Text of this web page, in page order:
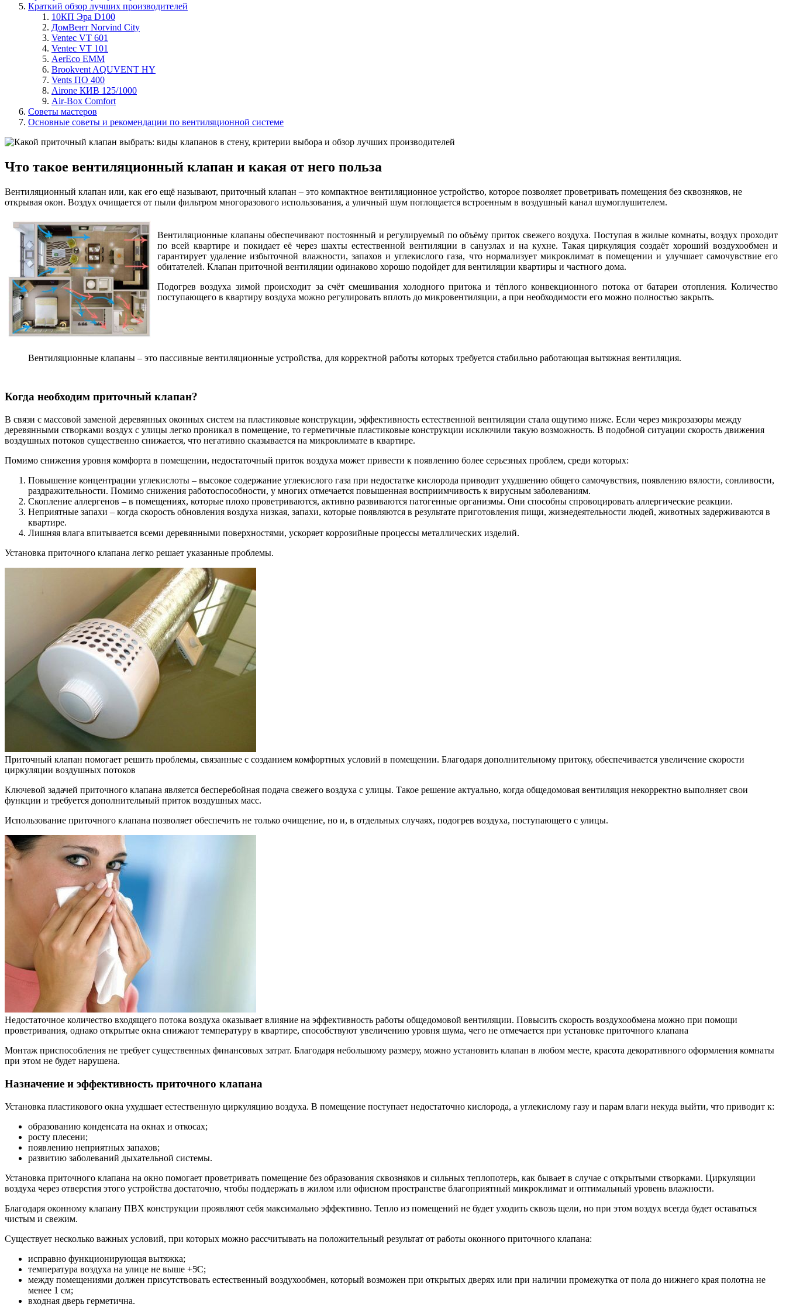
Краткий обзор лучших производителей
10КП Эра D100
ДомВент Norvind City
Ventec VT 601
Ventec VT 101
AerEco ЕММ
Brookvent AQUVENT HY
Vents ПО 400
Airone КИВ 125/1000
Air-Box Comfort
Советы мастеров
Основные советы и рекомендации по вентиляционной системе
Что такое вентиляционный клапан и какая от него польза
Вентиляционный клапан или, как его ещё называют, приточный клапан – это компактное вентиляционное устройство, которое позволяет проветривать помещения без сквозняков, не
открывая окон. Воздух очищается от пыли фильтром многоразового использования, а уличный шум поглощается встроенным в воздушный канал шумоглушителем.
Вентиляционные клапаны обеспечивают постоянный и регулируемый по объёму приток свежего воздуха. Поступая в жилые комнаты, воздух проходит
по всей квартире и покидает её через шахты естественной вентиляции в санузлах и на кухне. Такая циркуляция создаёт хороший воздухообмен и
гарантирует удаление избыточной влажности, запахов и углекислого газа, что нормализует микроклимат в помещении и улучшает самочувствие его
обитателей. Клапан приточной вентиляции одинаково хорошо подойдет для вентиляции квартиры и частного дома.
Подогрев воздуха зимой происходит за счёт смешивания холодного притока и тёплого конвекционного потока от батареи отопления. Количество
поступающего в квартиру воздуха можно регулировать вплоть до микровентиляции, а при необходимости его можно полностью закрыть.
Вентиляционные клапаны – это пассивные вентиляционные устройства, для корректной работы которых требуется стабильно работающая вытяжная вентиляция.
Когда необходим приточный клапан?
В связи с массовой заменой деревянных оконных систем на пластиковые конструкции, эффективность естественной вентиляции стала ощутимо ниже. Если через микрозазоры между
деревянными створками воздух с улицы легко проникал в помещение, то герметичные пластиковые конструкции исключили такую возможность. В подобной ситуации скорость движения
воздушных потоков существенно снижается, что негативно сказывается на микроклимате в квартире.
Помимо снижения уровня комфорта в помещении, недостаточный приток воздуха может привести к появлению более серьезных проблем, среди которых:
Повышение концентрации углекислоты – высокое содержание углекислого газа при недостатке кислорода приводит ухудшению общего самочувствия, появлению вялости, сонливости,
раздражительности. Помимо снижения работоспособности, у многих отмечается повышенная восприимчивость к вирусным заболеваниям.
Скопление аллергенов – в помещениях, которые плохо проветриваются, активно развиваются патогенные организмы. Они способны спровоцировать аллергические реакции.
Неприятные запахи – когда скорость обновления воздуха низкая, запахи, которые появляются в результате приготовления пищи, жизнедеятельности людей, животных задерживаются в
квартире.
Лишняя влага впитывается всеми деревянными поверхностями, ускоряет коррозийные процессы металлических изделий.
Установка приточного клапана легко решает указанные проблемы.
Приточный клапан помогает решить проблемы, связанные с созданием комфортных условий в помещении. Благодаря дополнительному притоку, обеспечивается увеличение скорости
циркуляции воздушных потоков
Ключевой задачей приточного клапана является бесперебойная подача свежего воздуха с улицы. Такое решение актуально, когда общедомовая вентиляция некорректно выполняет свои
функции и требуется дополнительный приток воздушных масс.
Использование приточного клапана позволяет обеспечить не только очищение, но и, в отдельных случаях, подогрев воздуха, поступающего с улицы.
Недостаточное количество входящего потока воздуха оказывает влияние на эффективность работы общедомовой вентиляции. Повысить скорость воздухообмена можно при помощи
проветривания, однако открытые окна снижают температуру в квартире, способствуют увеличению уровня шума, чего не отмечается при установке приточного клапана
Монтаж приспособления не требует существенных финансовых затрат. Благодаря небольшому размеру, можно установить клапан в любом месте, красота декоративного оформления комнаты
при этом не будет нарушена.
Назначение и эффективность приточного клапана
Установка пластикового окна ухудшает естественную циркуляцию воздуха. В помещение поступает недостаточно кислорода, а углекислому газу и парам влаги некуда выйти, что приводит к:
образованию конденсата на окнах и откосах;
росту плесени;
появлению неприятных запахов;
развитию заболеваний дыхательной системы.
Установка приточного клапана на окно помогает проветривать помещение без образования сквозняков и сильных теплопотерь, как бывает в случае с открытыми створками. Циркуляции
воздуха через отверстия этого устройства достаточно, чтобы поддержать в жилом или офисном пространстве благоприятный микроклимат и оптимальный уровень влажности.
Благодаря оконному клапану ПВХ конструкции проявляют себя максимально эффективно. Тепло из помещений не будет уходить сквозь щели, но при этом воздух всегда будет оставаться
чистым и свежим.
Существует несколько важных условий, при которых можно рассчитывать на положительный результат от работы оконного приточного клапана:
исправно функционирующая вытяжка;
температура воздуха на улице не выше +5ͦС;
между помещениями должен присутствовать естественный воздухообмен, который возможен при открытых дверях или при наличии промежутка от пола до нижнего края полотна не
менее 1 см;
входная дверь герметична.